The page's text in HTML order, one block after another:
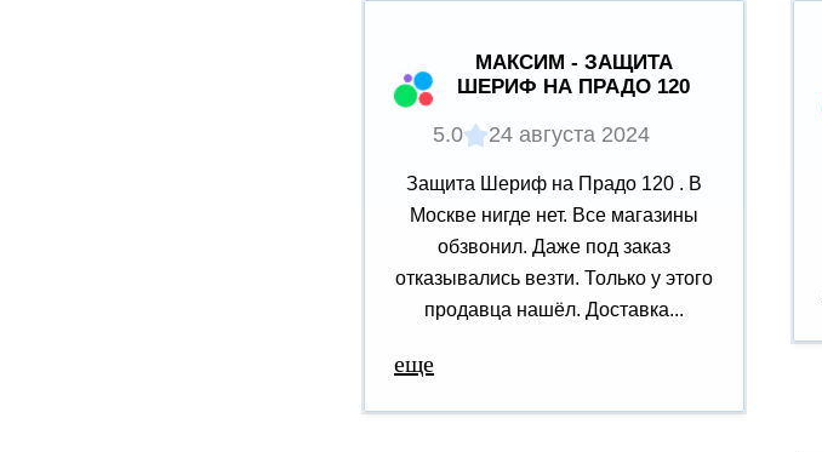
МАКСИМ - ЗАЩИТА
ШЕРИФ НА ПРАДО 120
5.0 24 августа 2024
Защита Шериф на Прадо 120 . В
Москве нигде нет. Все магазины
обзвонил. Даже под заказ
отказывались везти. Только у этого
продавца нашёл. Доставка...
еще